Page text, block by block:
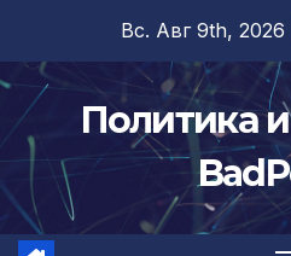
содержимому
Вс. Авг 9th, 2026
Политика